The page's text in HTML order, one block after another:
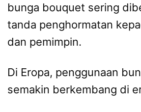
bunga bouquet sering
tanda penghormatan
dan pemimpin.
Di Eropa, penggunaan
semakin berkembang di